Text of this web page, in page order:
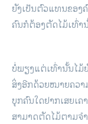
ຍັງເປັນຕົວແທນຂອງ
ຄົນກໍຕ້ອງຕັດໄມ້ເທົ່າ
ບໍ່ພຽງແຕ່ເທົ່ານັ້ນໄມ້
ສິ່ງອີກດ້ວຍໝາຍຄວາ
ບຸກຄົນໃດຢາກເສຍເ
ສາມາດຕັດໄມ້ຕາມຈໍ